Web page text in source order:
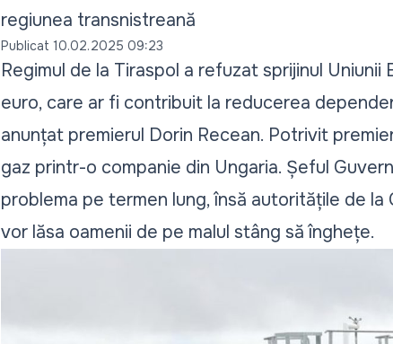
regiunea transnistreană
Publicat 10.02.2025 09:23
Regimul de la Tiraspol a refuzat sprijinul
euro, care ar fi contribuit la reducerea
anunțat premierul Dorin Recean. Potrivit
gaz printr-o companie din Ungaria. Șeful
problema pe termen lung, însă autoritățile de la
vor lăsa oamenii de pe malul stâng să înghețe.